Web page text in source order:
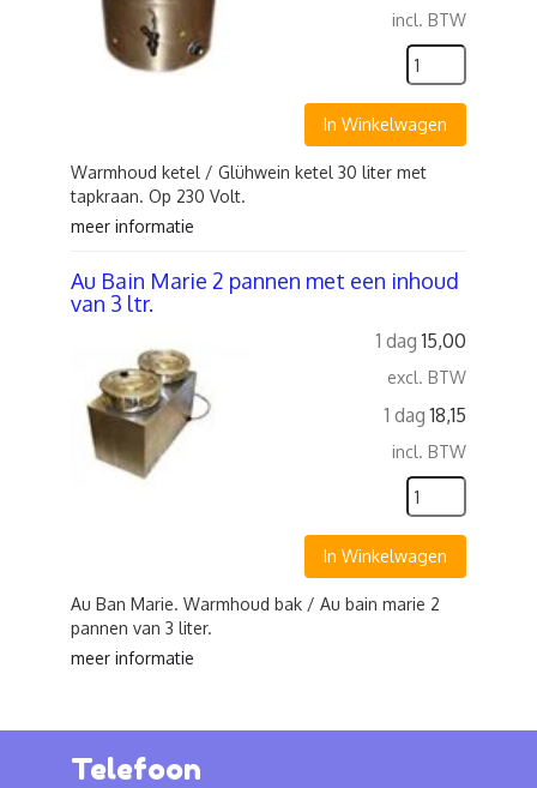
incl. BTW
In Winkelwagen
Warmhoud ketel / Glühwein ketel 30 liter met
tapkraan. Op 230 Volt.
meer informatie
Au Bain Marie 2 pannen met een inhoud
van 3 ltr.
1 dag 15,00
excl. BTW
1 dag 18,15
incl. BTW
In Winkelwagen
Au Ban Marie. Warmhoud bak / Au bain marie 2
pannen van 3 liter.
meer informatie
Telefoon